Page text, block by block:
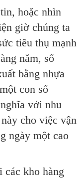
hoặc nhìn
giờ chúng ta
tiêu thụ mạnh
năm, số
bằng nhựa
con số
với nhu
cho việc vận
ngày một cao
các kho hàng